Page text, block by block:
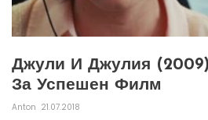
Джули И Джулия
За Успешен Филм
Anton 21.07.2018